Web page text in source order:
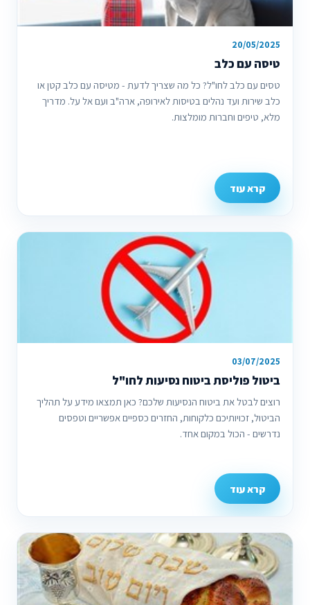
20/05/2025
טיסה עם כלב
טסים עם כלב לחו"ל? כל מה שצריך לדעת - מטיסה עם כלב קטן או
כלב שירות ועד נהלים בטיסות לאירופה, ארה"ב ועם אל על. מדריך
מלא, טיפים וחברות מומלצות.
קרא עוד
03/07/2025
ביטול פוליסת ביטוח נסיעות לחו"ל
רוצים לבטל את ביטוח הנסיעות שלכם? כאן תמצאו מידע על תהליך
הביטול, זכויותיכם כלקוחות, החזרים כספיים אפשריים וטפסים
נדרשים - הכול במקום אחד.
קרא עוד